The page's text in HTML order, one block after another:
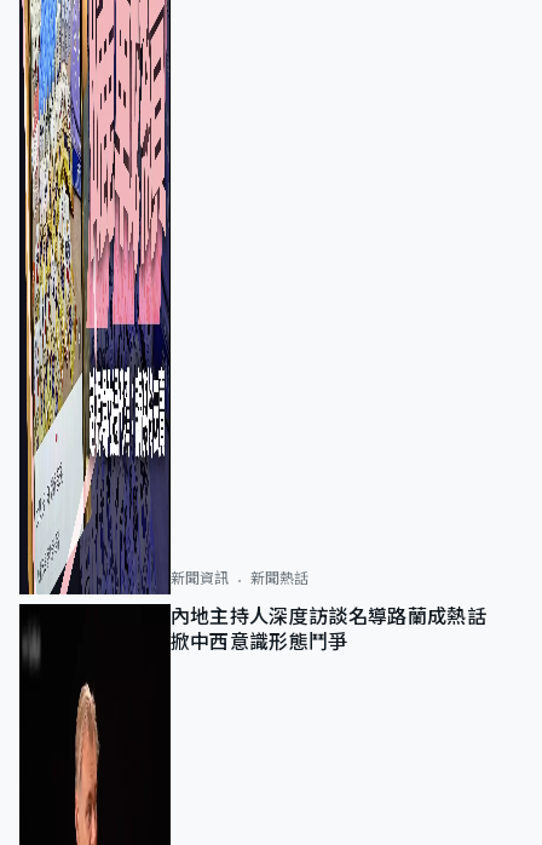
新聞資訊 新聞熱話
內地主持人深度訪談名導路蘭成熱話
掀中西意識形態鬥爭